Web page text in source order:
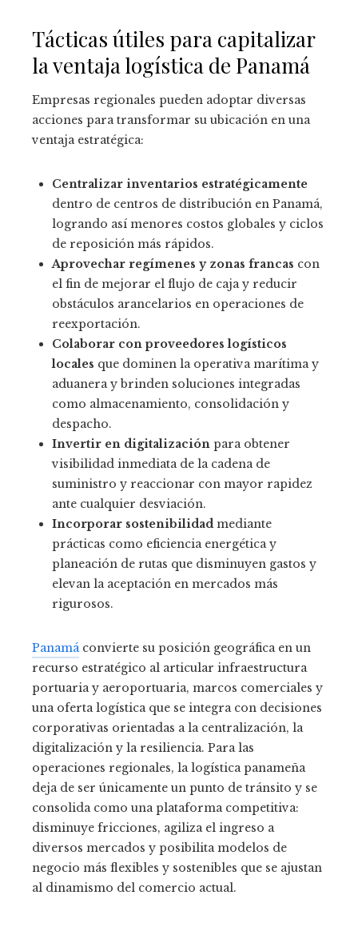
Tácticas útiles para capitalizar
la ventaja logística de Panamá
Empresas regionales pueden adoptar diversas
acciones para transformar su ubicación en una
ventaja estratégica:
Centralizar inventarios estratégicamente
dentro de centros de distribución en Panamá,
logrando así menores costos globales y ciclos
de reposición más rápidos.
Aprovechar regímenes y zonas francas con
el fin de mejorar el flujo de caja y reducir
obstáculos arancelarios en operaciones de
reexportación.
Colaborar con proveedores logísticos
locales que dominen la operativa marítima y
aduanera y brinden soluciones integradas
como almacenamiento, consolidación y
despacho.
Invertir en digitalización para obtener
visibilidad inmediata de la cadena de
suministro y reaccionar con mayor rapidez
ante cualquier desviación.
Incorporar sostenibilidad mediante
prácticas como eficiencia energética y
planeación de rutas que disminuyen gastos y
elevan la aceptación en mercados más
rigurosos.
Panamáconvierte su posición geográfica en un
recurso estratégico al articular infraestructura
portuaria y aeroportuaria, marcos comerciales y
una oferta logística que se integra con decisiones
corporativas orientadas a la centralización, la
digitalización y la resiliencia. Para las
operaciones regionales, la logística panameña
deja de ser únicamente un punto de tránsito y se
consolida como una plataforma competitiva:
disminuye fricciones, agiliza el ingreso a
diversos mercados y posibilita modelos de
negocio más flexibles y sostenibles que se ajustan
al dinamismo del comercio actual.